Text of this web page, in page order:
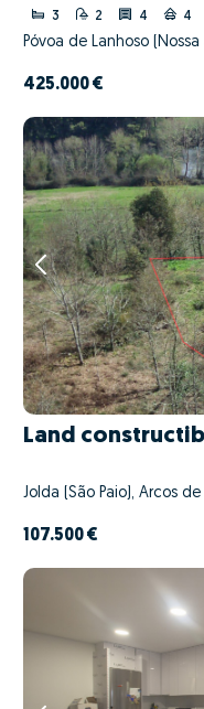
3 2 4 4
425.000 €
Land
Jolda (São Paio), Arcos
107.500 €